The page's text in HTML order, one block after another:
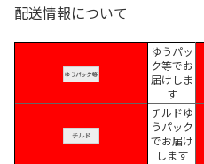
配送情報について
ゆうパッ
ク等でお
届けしま
す
チルドゆ
うパック
でお届け
します